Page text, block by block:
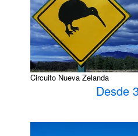
Circuito Nueva Zelanda
Desde